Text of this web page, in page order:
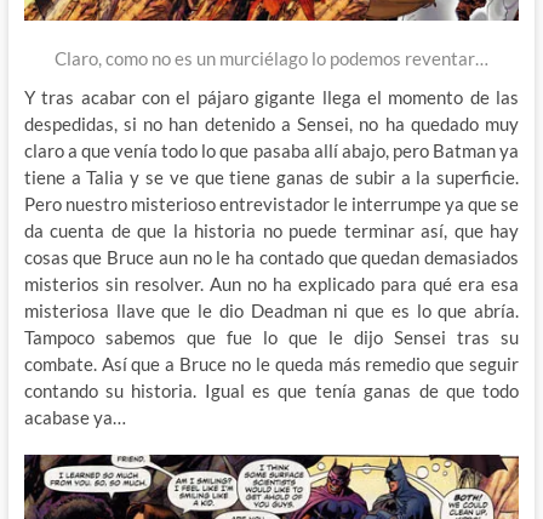
Claro, como no es un murciélago lo podemos reventar…
Y tras acabar con el pájaro gigante llega el momento de las
despedidas, si no han detenido a Sensei, no ha quedado muy
claro a que venía todo lo que pasaba allí abajo, pero Batman ya
tiene a Talia y se ve que tiene ganas de subir a la superficie.
Pero nuestro misterioso entrevistador le interrumpe ya que se
da cuenta de que la historia no puede terminar así, que hay
cosas que Bruce aun no le ha contado que quedan demasiados
misterios sin resolver. Aun no ha explicado para qué era esa
misteriosa llave que le dio Deadman ni que es lo que abría.
Tampoco sabemos que fue lo que le dijo Sensei tras su
combate. Así que a Bruce no le queda más remedio que seguir
contando su historia. Igual es que tenía ganas de que todo
acabase ya…